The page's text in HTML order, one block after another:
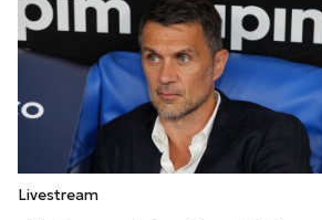
Livestream